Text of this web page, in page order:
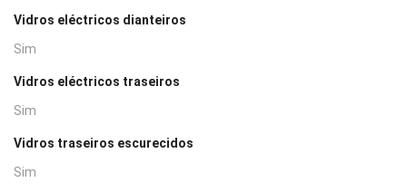
Vidros eléctricos dianteiros
Sim
Vidros eléctricos traseiros
Sim
Vidros traseiros escurecidos
Sim